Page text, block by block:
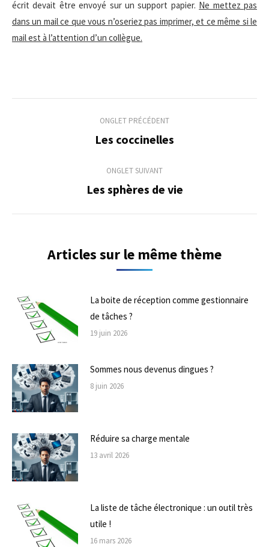
écrit devait être envoyé sur un support papier. Ne mettez pas
dans un mail ce que vous n’oseriez pas imprimer, et ce même si le
mail est à l’attention d’un collègue.
commentaire
ONGLET PRÉCÉDENT
Onglet
Les coccinelles
ONGLET SUIVANT
Onglet
Les sphères de vie
Articles sur le même thème
La boite de réception comme gestionnaire
de tâches ?
19 juin 2026
Sommes nous devenus dingues ?
8 juin 2026
Réduire sa charge mentale
13 avril 2026
La liste de tâche électronique : un outil très
utile !
16 mars 2026